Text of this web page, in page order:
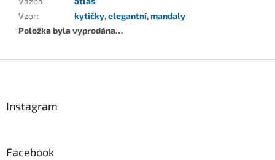
Vzor: kytičky,elegantní,mandaly
Položka byla vyprodána…
Instagram
Facebook